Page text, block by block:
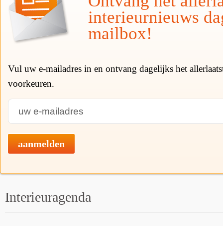
interieurnieuws
mailbox!
Vul uw e-mailadres in en ontvang dagelijks het
voorkeuren.
aanmelden
Interieuragenda